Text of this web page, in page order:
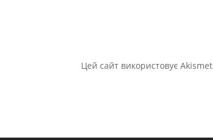
Цей сайт використовує